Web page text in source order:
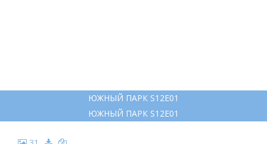
ЮЖНЫЙ ПАРК S12E01
ЮЖНЫЙ ПАРК S12E01